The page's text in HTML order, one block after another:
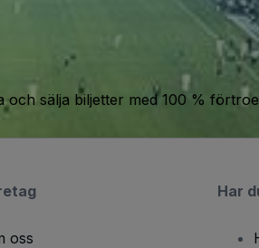
sälja biljetter med 100 %
oss
Har